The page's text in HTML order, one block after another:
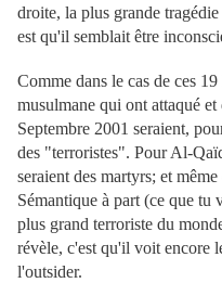
droite, la plus grande
est qu'il semblait être
Comme dans le cas de ces
musulmane qui ont attaqué
Septembre 2001 seraient,
des "terroristes". Pour Al-
seraient des martyrs; et même
Sémantique à part (ce que tu
plus grand terroriste du
révèle, c'est qu'il voit encore
l'outsider.